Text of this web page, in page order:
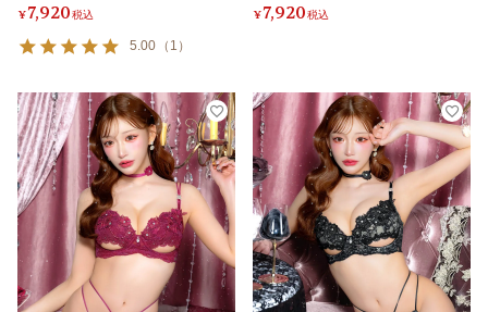
¥7,920税込
5.00 （ 1 ）
¥7,920税込